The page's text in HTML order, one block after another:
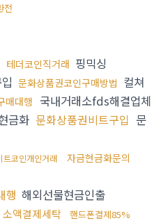
전
테더코인직거래 핑믹싱
문화상품권코인구매방법 컬쳐
매대행 국내거래소fds해결업체
금화 문화상품권비트구입 문
트코인개인거래 자금현금화문의
행 해외선물현금인출
소액결제세탁 핸드폰결제85%